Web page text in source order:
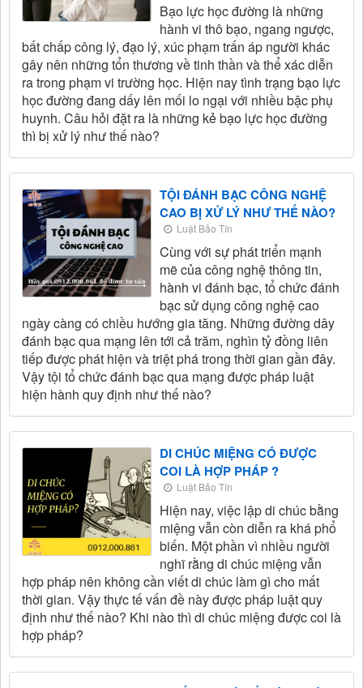
Bạo lực học đường là những
hành vi thô bạo, ngang ngược,
bất chấp công lý, đạo lý, xúc phạm trấn áp người khác
gây nên những tổn thương về tinh thần và thể xác diễn
ra trong phạm vi trường học. Hiện nay tình trạng bạo lực
học đường đang dấy lên mối lo ngại với nhiều bậc phụ
huynh. Câu hỏi đặt ra là những kẻ bạo lực học đường
thì bị xử lý như thế nào?
TỘI ĐÁNH BẠC CÔNG NGHỆ
CAO BỊ XỬ LÝ NHƯ THẾ NÀO?
Luật Bảo Tín
Cùng với sự phát triển mạnh
mẽ của công nghệ thông tin,
hành vi đánh bạc, tổ chức đánh
bạc sử dụng công nghệ cao
ngày càng có chiều hướng gia tăng. Những đường dây
đánh bạc qua mạng lên tới cả trăm, nghìn tỷ đồng liên
tiếp được phát hiện và triệt phá trong thời gian gần đây.
Vậy tội tổ chức đánh bạc qua mạng được pháp luật
hiện hành quy định như thế nào?
DI CHÚC MIỆNG CÓ ĐƯỢC
COI LÀ HỢP PHÁP ?
Luật Bảo Tín
Hiện nay, việc lập di chúc bằng
miệng vẫn còn diễn ra khá phổ
biến. Một phần vì nhiều người
nghĩ rằng di chúc miệng vẫn
hợp pháp nên không cần viết di chúc làm gì cho mất
thời gian. Vậy thực tế vấn đề này được pháp luật quy
định như thế nào? Khi nào thì di chúc miệng được coi là
hợp pháp?